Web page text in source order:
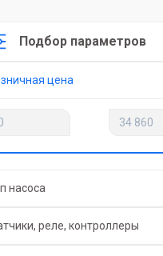
Подбор параметров
цена
насоса
реле, контроллеры